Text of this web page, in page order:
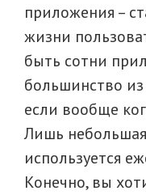
приложения –
жизни
быть сотни
большинство из
если вообще
Лишь
используется
Конечно, вы